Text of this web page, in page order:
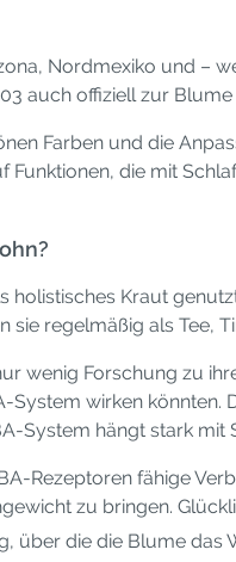
Nordmexiko und –
auch offiziell zur
Farben und die
die mit
holistisches Kraut
regelmäßig als Tee,
wenig Forschung zu
System wirken
System hängt stark
Rezeptoren fähige
zu bringen.
über die die Blume das